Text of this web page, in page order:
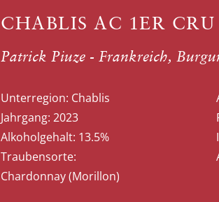
CHABLIS AC 1ER
Patrick Piuze - Frankreich,
Unterregion: Chablis
Jahrgang: 2023
Alkoholgehalt: 13.5%
Traubensorte:
Chardonnay (Morillon)